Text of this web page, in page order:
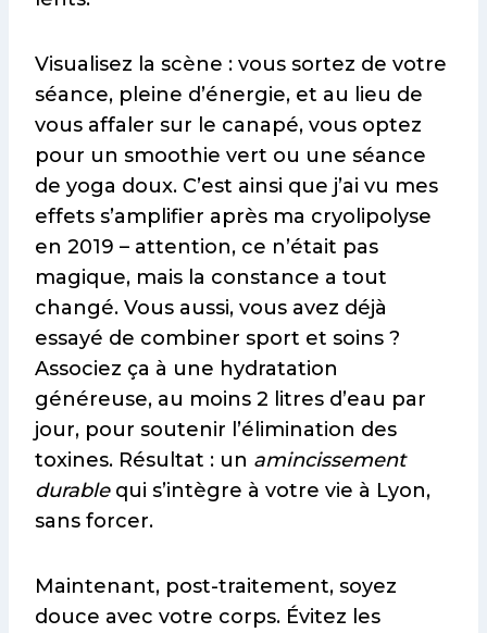
Visualisez la scène : vous sortez de votre
séance, pleine d’énergie, et au lieu de
vous affaler sur le canapé, vous optez
pour un smoothie vert ou une séance
de yoga doux. C’est ainsi que j’ai vu mes
effets s’amplifier après ma cryolipolyse
en 2019 – attention, ce n’était pas
magique, mais la constance a tout
changé. Vous aussi, vous avez déjà
essayé de combiner sport et soins ?
Associez ça à une hydratation
généreuse, au moins 2 litres d’eau par
jour, pour soutenir l’élimination des
toxines. Résultat : un amincissement
durablequi s’intègre à votre vie à Lyon,
sans forcer.
Maintenant, post-traitement, soyez
douce avec votre corps. Évitez les